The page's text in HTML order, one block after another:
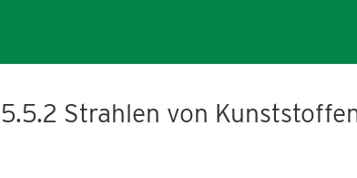
5.5.2 Strahlen von